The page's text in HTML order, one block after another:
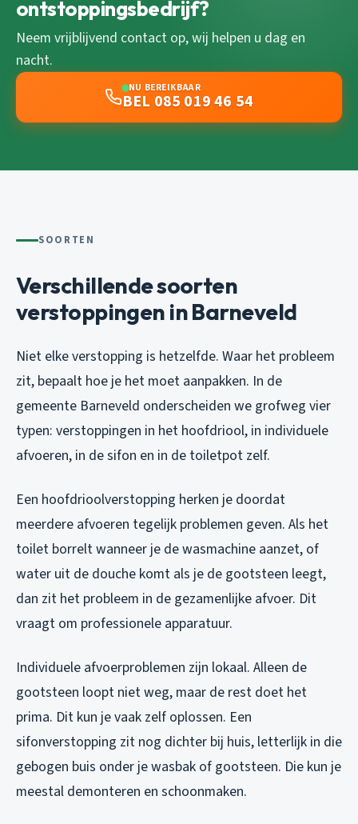
ontstoppingsbedrijf?
Neem vrijblijvend contact op, wij helpen u dag en
nacht.
NU BEREIKBAAR
BEL 085 019 46 54
SOORTEN
Verschillende soorten
verstoppingen in Barneveld
Niet elke verstopping is hetzelfde. Waar het probleem
zit, bepaalt hoe je het moet aanpakken. In de
gemeente Barneveld onderscheiden we grofweg vier
typen: verstoppingen in het hoofdriool, in individuele
afvoeren, in de sifon en in de toiletpot zelf.
Een hoofdrioolverstopping herken je doordat
meerdere afvoeren tegelijk problemen geven. Als het
toilet borrelt wanneer je de wasmachine aanzet, of
water uit de douche komt als je de gootsteen leegt,
dan zit het probleem in de gezamenlijke afvoer. Dit
vraagt om professionele apparatuur.
Individuele afvoerproblemen zijn lokaal. Alleen de
gootsteen loopt niet weg, maar de rest doet het
prima. Dit kun je vaak zelf oplossen. Een
sifonverstopping zit nog dichter bij huis, letterlijk in die
gebogen buis onder je wasbak of gootsteen. Die kun je
meestal demonteren en schoonmaken.